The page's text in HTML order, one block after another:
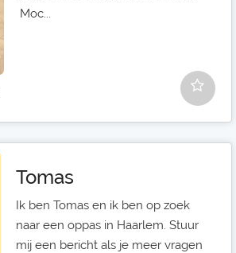
Moc...
Tomas
Ik ben Tomas en ik ben op zoek
naar een oppas in Haarlem. Stuur
mij een bericht als je meer vragen